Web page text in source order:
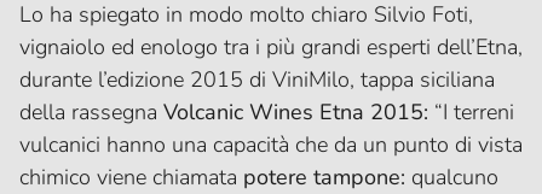
Lo ha spiegato in modo molto chiaro Silvio Foti,
vignaiolo ed enologo tra i più grandi esperti dell’Etna,
durante l’edizione 2015 di ViniMilo, tappa siciliana
della rassegna Volcanic Wines Etna 2015: “I terreni
vulcanici hanno una capacità che da un punto di vista
chimico viene chiamata potere tampone: qualcuno